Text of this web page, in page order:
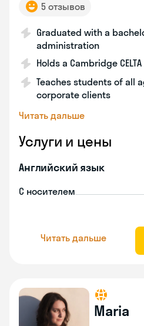
5 отзывов
Graduated with a
administration
Holds a Cambridge
Teaches students of all
corporate clients
Читать дальше
Услуги и цены
Английский язык
С носителем
Читать дальше
Maria